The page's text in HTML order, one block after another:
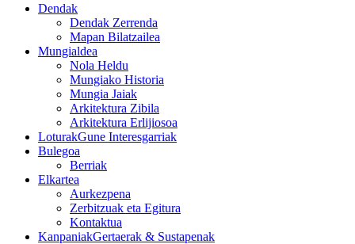
Dendak
Dendak Zerrenda
Mapan Bilatzailea
Mungialdea
Nola Heldu
Mungiako Historia
Mungia Jaiak
Arkitektura Zibila
Arkitektura Erlijiosoa
LoturakGune Interesgarriak
Bulegoa
Berriak
Elkartea
Aurkezpena
Zerbitzuak eta Egitura
Kontaktua
KanpaniakGertaerak & Sustapenak